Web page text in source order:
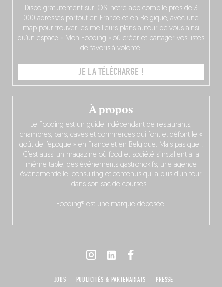
À propos
Le Fooding est un guide indépendant de restaurants,
chambres, bars, caves et commerces qui font et défont le «
goût de l’époque » en France et en Belgique. Mais pas que !
C’est aussi un magazine où food et société s’installent à la
même table, des événements gastronokifs, une agence
événementielle, consulting et contenus qui a plus d’un tour
dans son sac de courses…
Fooding® est une marque déposée.
Dispo gratuitement sur iOS, notre app compile près de 3
000 adresses partout en France et en Belgique, avec une
map pour trouver les meilleurs plans autour de vous ainsi
qu’un espace « Mon Fooding » où créer et partager vos listes
de favoris à volonté.
JE LA TÉLÉCHARGE !
JOBS PUBLICITÉS & PARTENARIATS PRESSE